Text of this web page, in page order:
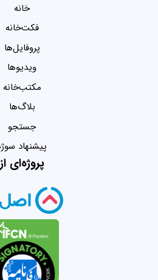
خانه
فکت‌خانه
پروفایل‌ها
ویدیو‌ها
مکتب‌خانه
بلاگ‌ها
جستجو
پیشنهاد
پروژه‌ای از